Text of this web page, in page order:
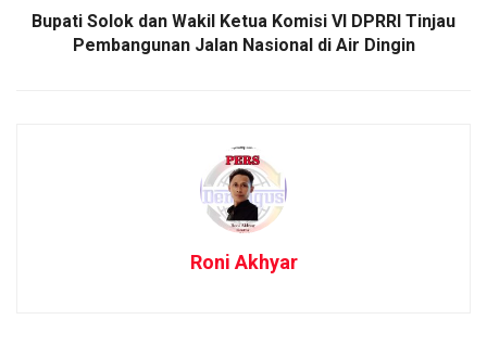
Bupati Solok dan Wakil Ketua Komisi VI DPRRI Tinjau
Pembangunan Jalan Nasional di Air Dingin
Roni Akhyar